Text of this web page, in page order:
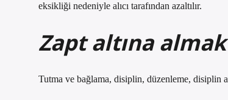
eksikliği nedeniyle alıcı tarafından azaltılır.
Zapt altına
Tutma ve bağlama, disiplin, düzenleme, disiplin